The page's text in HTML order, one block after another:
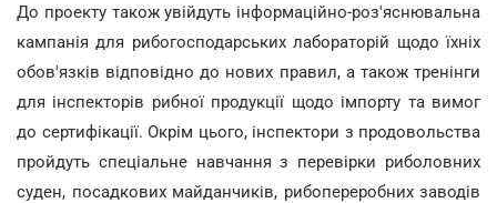
До проекту також увійдуть інформаційно-роз'яснювальна
кампанія для рибогосподарських лабораторій щодо їхніх
обов'язків відповідно до нових правил, а також тренінги
для інспекторів рибної продукції щодо імпорту та вимог
до сертифікації. Окрім цього, інспектори з продовольства
пройдуть спеціальне навчання з перевірки риболовних
суден, посадкових майданчиків, рибопереробних заводів